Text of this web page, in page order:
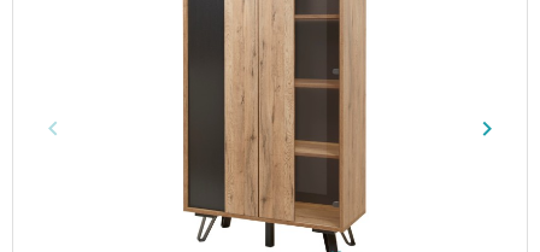
Précédent
keyboard_arrow_left keyboard_arrow_right